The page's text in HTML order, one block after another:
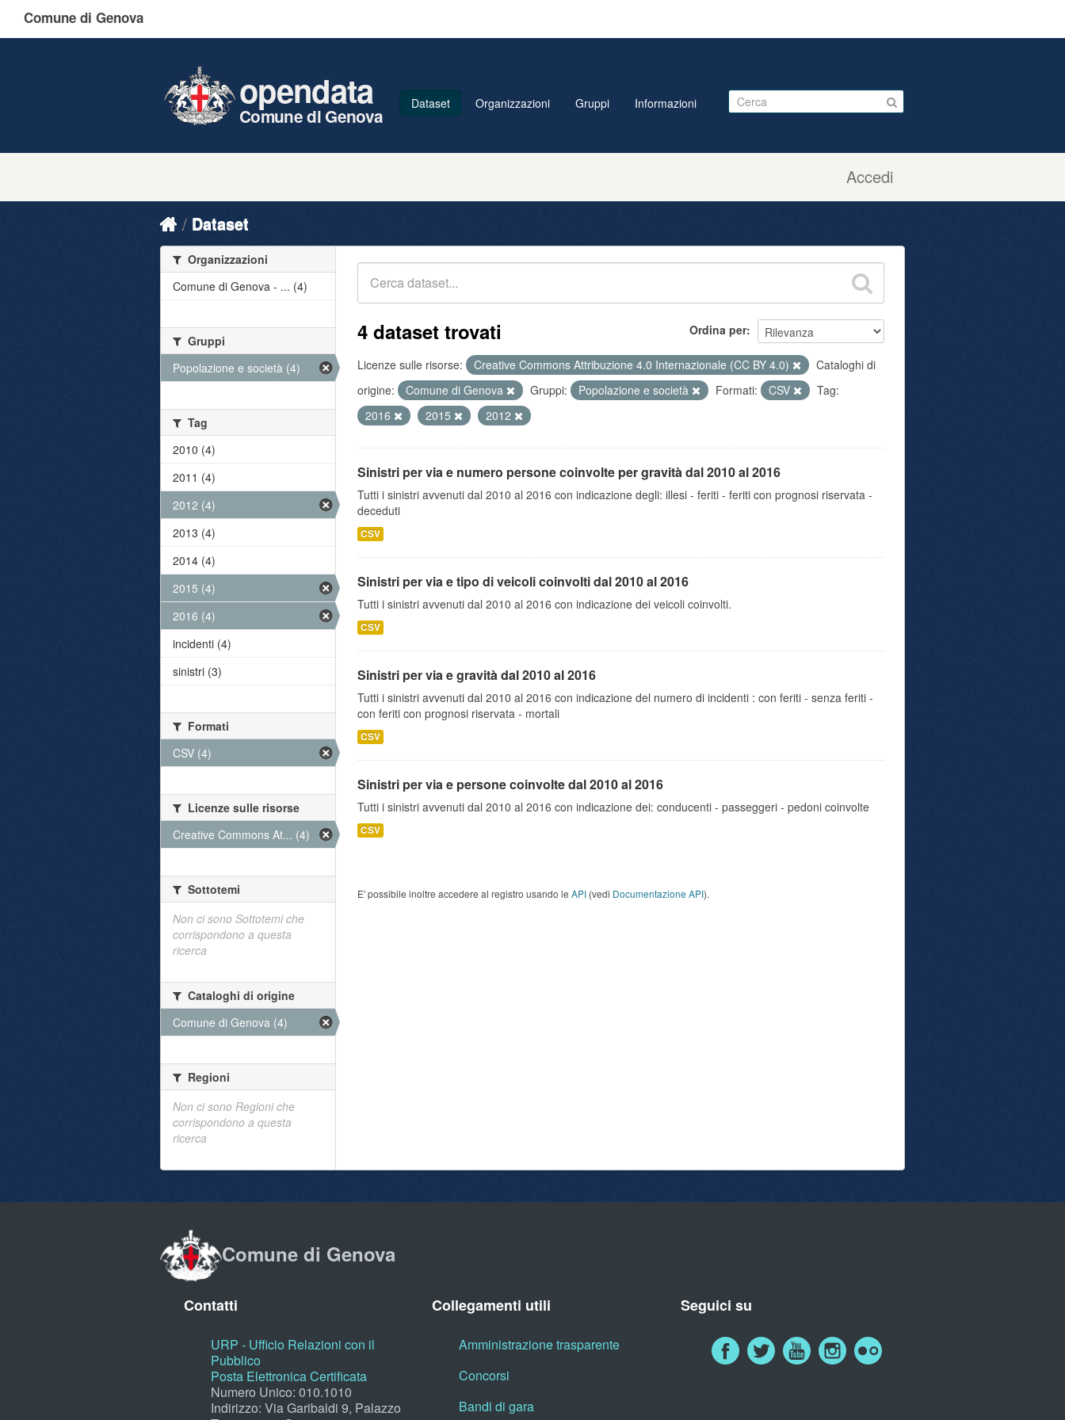
Comune di Genova
Accedi
opendata
Comune di Genova
Dataset Organizzazioni Gruppi Informazioni
Dataset
Ordina per
4 dataset trovati
Licenze sulle risorse: Creative Commons Attribuzione 4.0 Internazionale (CC BY 4.0)
Cataloghi di
origine:
Comune di Genova Gruppi: Popolazione e società Formati: CSV
Tag:
2016
2015 2012
Sinistri per via e numero persone coinvolte per gravità dal 2010 al 2016
Tutti i sinistri avvenuti dal 2010 al 2016 con indicazione degli: illesi - feriti - feriti con prognosi riservata -
deceduti
CSV
Sinistri per via e tipo di veicoli coinvolti dal 2010 al 2016
Tutti i sinistri avvenuti dal 2010 al 2016 con indicazione dei veicoli coinvolti.
CSV
Sinistri per via e gravità dal 2010 al 2016
Tutti i sinistri avvenuti dal 2010 al 2016 con indicazione del numero di incidenti : con feriti - senza feriti -
con feriti con prognosi riservata - mortali
CSV
Sinistri per via e persone coinvolte dal 2010 al 2016
Tutti i sinistri avvenuti dal 2010 al 2016 con indicazione dei: conducenti - passeggeri - pedoni coinvolte
CSV
E' possibile inoltre accedere al registro usando le API (vedi Documentazione API).
Organizzazioni
Comune di Genova - ... (4)
Gruppi
Popolazione e società (4)
Tag
2010 (4)
2011 (4)
2012 (4)
2013 (4)
2014 (4)
2015 (4)
2016 (4)
incidenti (4)
sinistri (3)
Formati
CSV (4)
Licenze sulle risorse
Creative Commons At... (4)
Sottotemi
Non ci sono Sottotemi che
corrispondono a questa
ricerca
Cataloghi di origine
Comune di Genova (4)
Regioni
Non ci sono Regioni che
corrispondono a questa
ricerca
Comune di Genova
Contatti
URP - Ufficio Relazioni con il
Pubblico
Posta Elettronica Certificata
Numero Unico: 010.1010
Indirizzo: Via Garibaldi 9, Palazzo
Collegamenti utili
Amministrazione trasparente
Concorsi
Bandi di gara
Seguici su